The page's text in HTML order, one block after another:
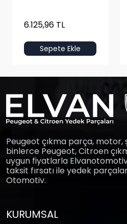
6.125,96 TL
Sepete Ekle
Peugeot çıkma parça, motor,
binlerce Peugeot, Citroen
uygun fiyatlarla
taksit fırsatı ile yedek
Otomotiv.
KURUMSAL